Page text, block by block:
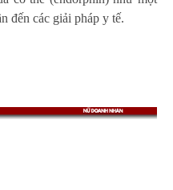
đến các giải pháp y tế.